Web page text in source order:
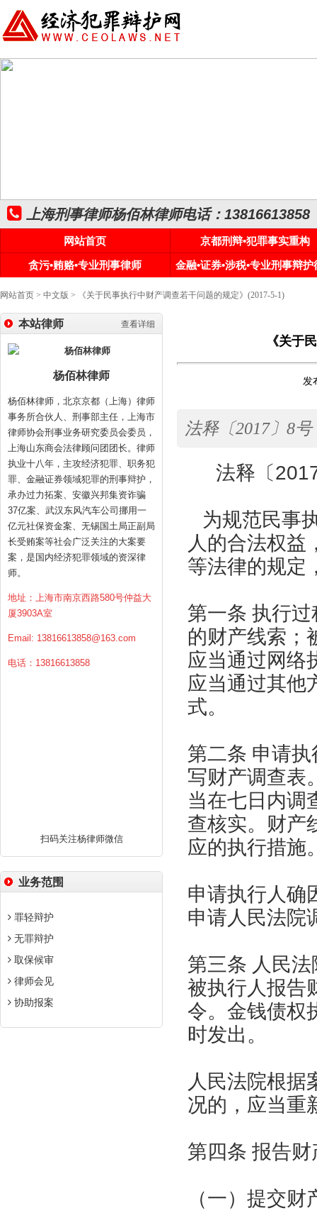
上海刑事律师杨佰林律师电话：13816613858
网站首页
京都刑辩•犯罪事实重构
贪污•贿赂•专业刑事律师
金融•证券•涉税•专业刑事辩护
网站首页 > 中文版 > 《关于民事执行中财产调查若干问题的规定》(2017-5-1)
查看详细
本站律师
杨佰林律师
杨佰林律师，北京京都（上海）律师
事务所合伙人、刑事部主任，上海市
律师协会刑事业务研究委员会委员，
上海山东商会法律顾问团团长。律师
执业十八年，主攻经济犯罪、职务犯
罪、金融证券领域犯罪的刑事辩护，
承办过力拓案、安徽兴邦集资诈骗
37亿案、武汉东风汽车公司挪用一
亿元社保资金案、无锡国土局正副局
长受贿案等社会广泛关注的大案要
案，是国内经济犯罪领域的资深律
师。
地址：上海市南京西路580号仲益大
厦3903A室
Email: 13816613858@163.com
电话：13816613858
扫码关注杨律师微信
业务范围
罪轻辩护
无罪辩护
取保候审
律师会见
协助报案
《关于
发
法释〔2017〕8
法释〔
为规范民事
人的合法权益
等法律的规定
第一条 执行
的财产线索；
应当通过网络
应当通过其他
式。
第二条 申请
写财产调查表
当在七日内调
查核实。财产
应的执行措施
申请执行人确
申请人民法院
第三条 人民
被执行人报告
令。金钱债权
时发出。
人民法院根据
况的，应当重
第四条 报告
（一）提交